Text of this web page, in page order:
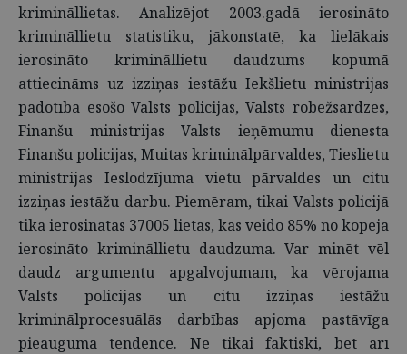
krimināllietas. Analizējot 2003.gadā ierosināto
krimināllietu statistiku, jākonstatē, ka lielākais
ierosināto krimināllietu daudzums kopumā
attiecināms uz izziņas iestāžu Iekšlietu ministrijas
padotībā esošo Valsts policijas, Valsts robežsardzes,
Finanšu ministrijas Valsts ieņēmumu dienesta
Finanšu policijas, Muitas kriminālpārvaldes, Tieslietu
ministrijas Ieslodzījuma vietu pārvaldes un citu
izziņas iestāžu darbu. Piemēram, tikai Valsts policijā
tika ierosinātas 37005 lietas, kas veido 85% no kopējā
ierosināto krimināllietu daudzuma. Var minēt vēl
daudz argumentu apgalvojumam, ka vērojama
Valsts policijas un citu izziņas iestāžu
kriminālprocesuālās darbības apjoma pastāvīga
pieauguma tendence. Ne tikai faktiski, bet arī